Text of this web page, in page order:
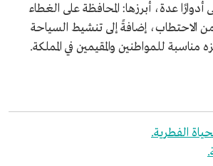
عدة، أبرزها: المحافظة على الغطاء
من الاحتطاب، إضافةً إلى تنشيط السياحة
مناسبة للمواطنين والمقيمين في المملكة.
الفطرية.